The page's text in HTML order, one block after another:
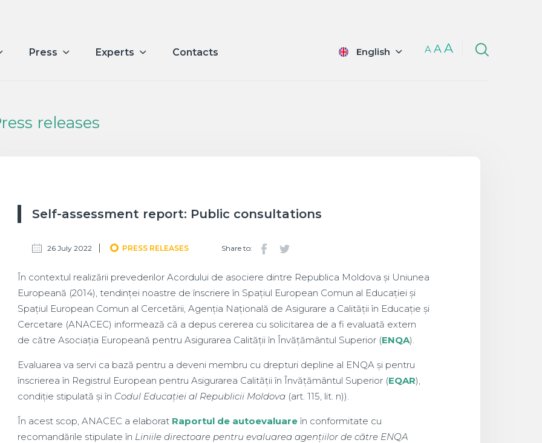
Press Experts Contacts A AA
English
releases
Self-assessment report: Public consultations
26 July 2022 PRESS RELEASES Share to:
În contextul realizării prevederilor Acordului de asociere dintre Republica Moldova și Uniunea
Europeană (2014), tendinței noastre de înscriere în Spațiul European Comun al Educației și
Spațiul European Comun al Cercetării, Agenția Națională de Asigurare a Calității în Educație și
Cercetare (ANACEC) informează că a depus cererea cu solicitarea de a fi evaluată extern
de către Asociația Europeană pentru Asigurarea Calității în Învățământul Superior (ENQA).
Evaluarea va servi ca bază pentru a deveni membru cu drepturi depline al ENQA și pentru
înscrierea în Registrul European pentru Asigurarea Calității în Învățământul Superior (EQAR),
condiție stipulată și în Codul Educației al Republicii Moldova(art. 115, lit. n)).
În acest scop, ANACEC a elaborat Raportul de autoevaluareîn conformitate cu
recomandările stipulate în Liniile directoare pentru evaluarea agențiilor de către ENQA